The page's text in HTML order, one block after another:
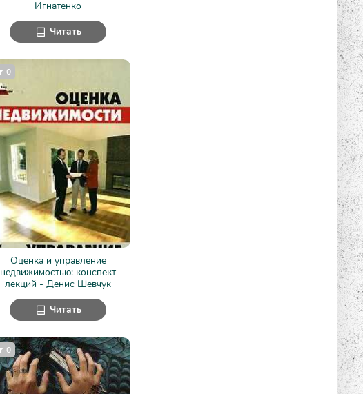
Игнатенко
Читать
Оценка и управление
недвижимостью: конспект
лекций - Денис Шевчук
0
Читать
0